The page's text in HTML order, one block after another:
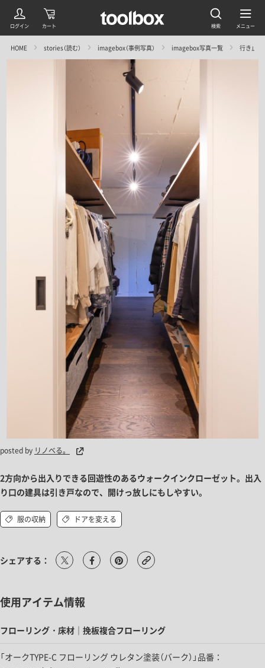
HOME stories（読む） imagebox（事例写真） imagebox写真一覧 行き止
posted by リノベる。
2方向から出入りできる回遊性のあるウォークインクローゼット。出入
り口の建具は引き戸なので、開けっ放しにもしやすい。
服の収納 ドアを変える
シェアする：
使用アイテム情報
フローリング・床材｜挽板複合フローリング
「オークTYPE-C フローリング ウレタン塗装（バーク）」品番：